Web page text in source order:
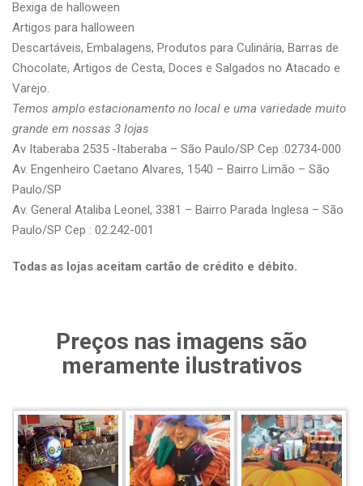
Bexiga de halloween
Artigos para halloween
Descartáveis, Embalagens, Produtos para Culinária, Barras de
Chocolate, Artigos de Cesta, Doces e Salgados no Atacado e
Varejo.
Temos amplo estacionamento no local e uma variedade muito
grande em nossas 3 lojas
Av Itaberaba 2535 -Itaberaba – São Paulo/SP Cep :02734-000
Av. Engenheiro Caetano Alvares, 1540 – Bairro Limão – São
Paulo/SP
Av. General Ataliba Leonel, 3381 – Bairro Parada Inglesa – São
Paulo/SP Cep : 02.242-001
Todas as lojas aceitam cartão de crédito e débito.
Preços nas imagens são
meramente ilustrativos